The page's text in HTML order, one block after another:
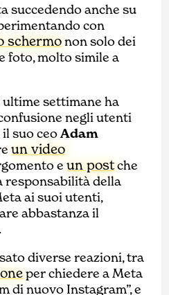
succedendo anche su
con
schermonon solo dei
foto, molto simile a
settimane ha
negli utenti
suo ceoAdam
un video
eun postche
responsabilità della
ai suoi utenti,
abbastanza il
diverse reazioni, tra
per chiedere a Meta
di nuovo Instagram”, e